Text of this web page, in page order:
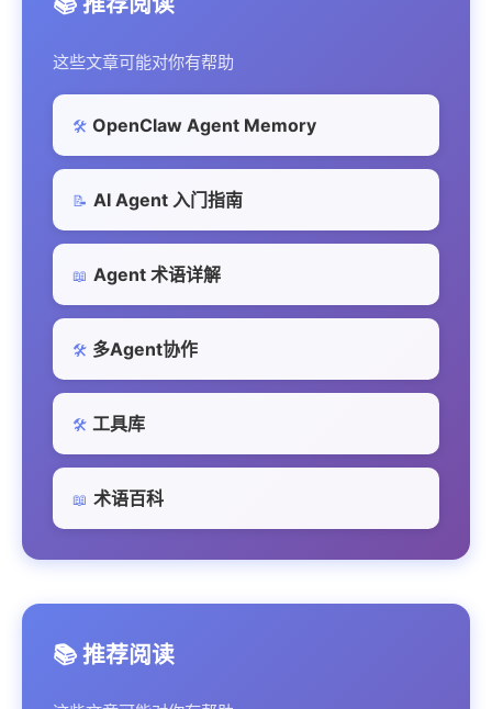
这些文章可能对你有帮助
🛠️ OpenClaw Agent Memory
📝 AI Agent 入门指南
📖 Agent 术语详解
🛠️ 多Agent协作
🛠️ 工具库
📖 术语百科
📚 推荐阅读